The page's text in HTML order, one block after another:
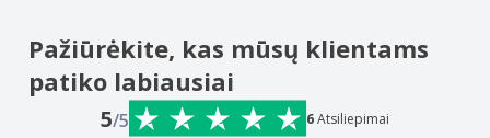
Pažiūrėkite, kas mūsų klientams
patiko labiausiai
5/5 6Atsiliepimai